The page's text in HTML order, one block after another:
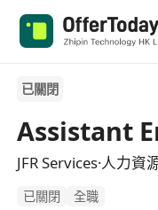
已關閉
Assistant
JFR Services·人力資
已關閉 全職